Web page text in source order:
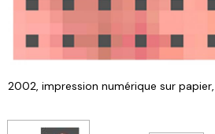
2002, impression numérique sur